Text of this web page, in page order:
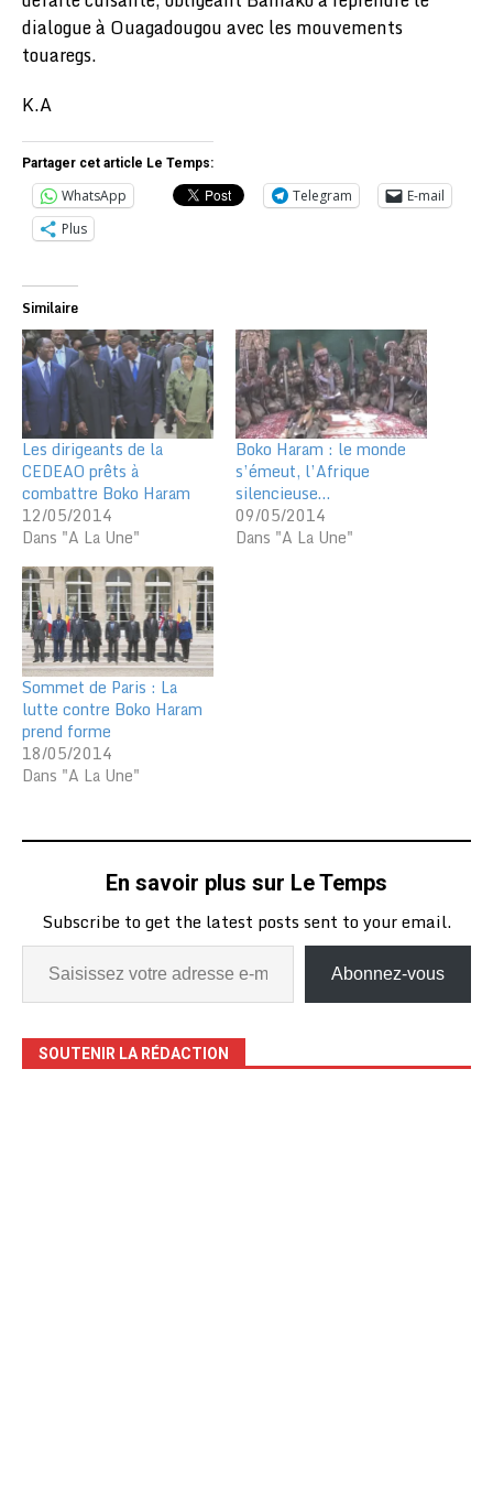
dialogue à Ouagadougou avec les mouvements
touaregs.
K.A
Partager cet article Le Temps:
WhatsApp Telegram
E-mail
Plus
Similaire
Les dirigeants de la
CEDEAO prêts à
combattre Boko Haram
12/05/2014
Dans "A La Une"
Boko Haram : le monde
s’émeut, l’Afrique
silencieuse…
09/05/2014
Dans "A La Une"
Sommet de Paris : La
lutte contre Boko Haram
prend forme
18/05/2014
Dans "A La Une"
En savoir plus sur Le Temps
Subscribe to get the latest posts sent to your email.
Abonnez-vous
SOUTENIR LA RÉDACTION